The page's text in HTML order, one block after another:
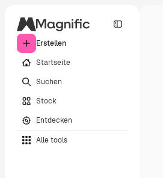
Erstellen
Startseite
Suchen
Stock
Entdecken
Alle tools